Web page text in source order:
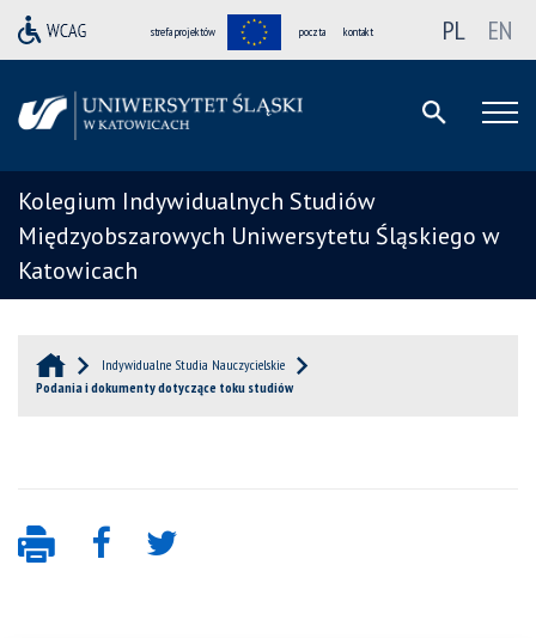
strefa projektów poczta kontakt PL EN
Kolegium Indywidualnych Studiów
Międzyobszarowych Uniwersytetu Śląskiego w
Katowicach
Indywidualne Studia Nauczycielskie
Podania i dokumenty dotyczące toku studiów